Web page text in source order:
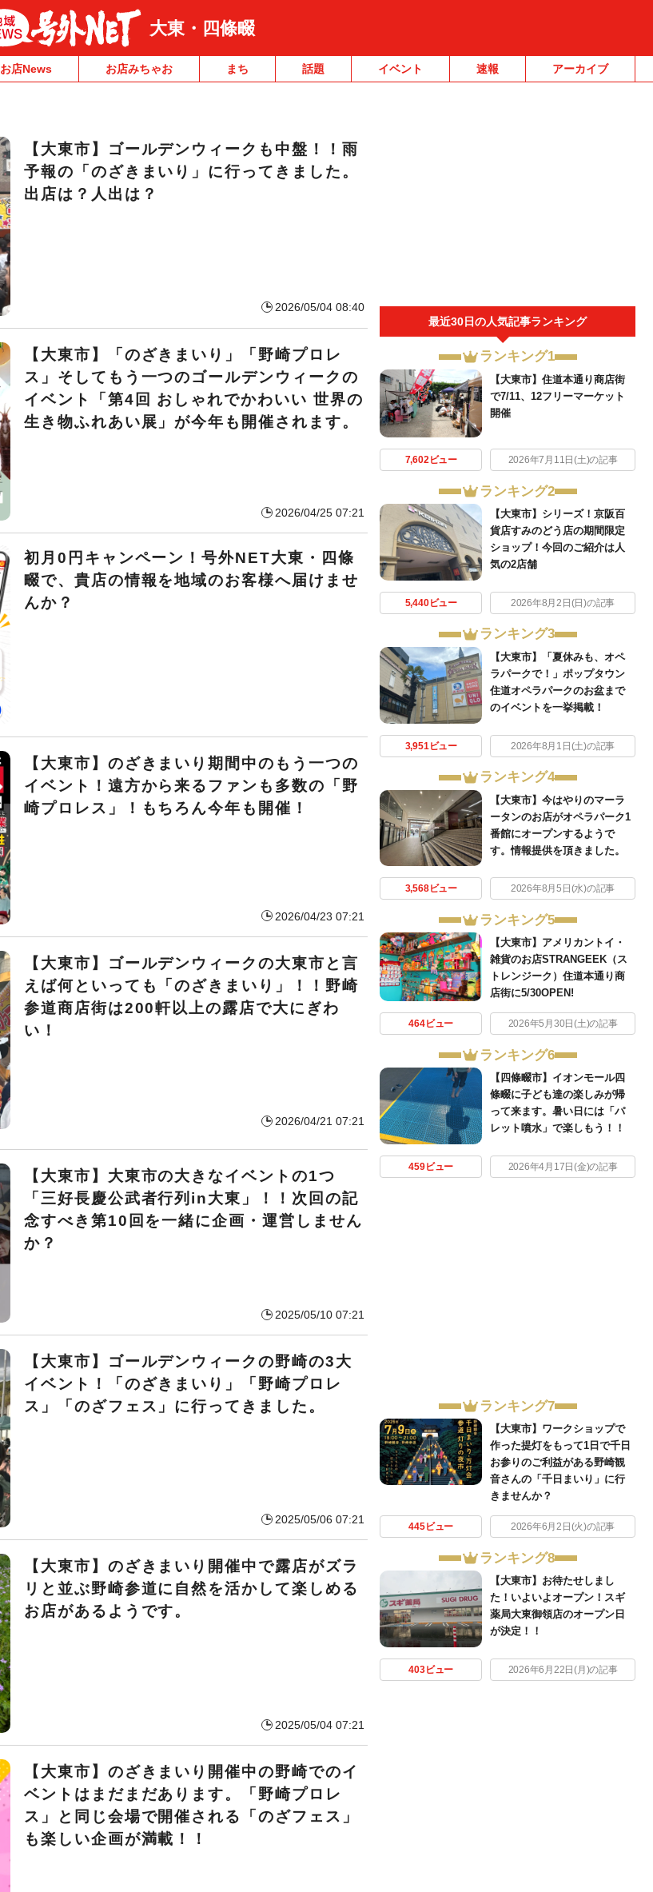
大東・四條畷
お店News お店みちゃお まち 話題 イベント 速報 アーカイブ
【大東市】ゴールデンウィークも中盤！！雨
予報の「のざきまいり」に行ってきました。
出店は？人出は？
2026/05/04 08:40
【大東市】「のざきまいり」「野崎プロレ
ス」そしてもう一つのゴールデンウィークの
イベント「第4回 おしゃれでかわいい 世界の
生き物ふれあい展」が今年も開催されます。
2026/04/25 07:21
初月0円キャンペーン！号外NET大東・四條
畷で、貴店の情報を地域のお客様へ届けませ
んか？
【大東市】のざきまいり期間中のもう一つの
イベント！遠方から来るファンも多数の「野
崎プロレス」！もちろん今年も開催！
2026/04/23 07:21
【大東市】ゴールデンウィークの大東市と言
えば何といっても「のざきまいり」！！野崎
参道商店街は200軒以上の露店で大にぎわ
い！
2026/04/21 07:21
【大東市】大東市の大きなイベントの1つ
「三好長慶公武者行列in大東」！！次回の記
念すべき第10回を一緒に企画・運営しません
か？
2025/05/10 07:21
【大東市】ゴールデンウィークの野崎の3大
イベント！「のざきまいり」「野崎プロレ
ス」「のざフェス」に行ってきました。
2025/05/06 07:21
【大東市】のざきまいり開催中で露店がズラ
リと並ぶ野崎参道に自然を活かして楽しめる
お店があるようです。
2025/05/04 07:21
【大東市】のざきまいり開催中の野崎でのイ
ベントはまだまだあります。「野崎プロレ
ス」と同じ会場で開催される「のざフェス」
も楽しい企画が満載！！
最近30日の人気記事ランキング
ランキング1
【大東市】住道本通り商店街
で7/11、12フリーマーケット
開催
7,602ビュー 2026年7月11日(土)の記事
ランキング2
【大東市】シリーズ！京阪百
貨店すみのどう店の期間限定
ショップ！今回のご紹介は人
気の2店舗
5,440ビュー 2026年8月2日(日)の記事
ランキング3
【大東市】「夏休みも、オペ
ラパークで！」ポップタウン
住道オペラパークのお盆まで
のイベントを一挙掲載！
3,951ビュー 2026年8月1日(土)の記事
ランキング4
【大東市】今はやりのマーラ
ータンのお店がオペラパーク1
番館にオープンするようで
す。情報提供を頂きました。
3,568ビュー 2026年8月5日(水)の記事
ランキング5
【大東市】アメリカントイ・
雑貨のお店STRANGEEK（ス
トレンジーク）住道本通り商
店街に5/30OPEN!
464ビュー 2026年5月30日(土)の記事
ランキング6
【四條畷市】イオンモール四
條畷に子ども達の楽しみが帰
って来ます。暑い日には「パ
レット噴水」で楽しもう！！
459ビュー 2026年4月17日(金)の記事
ランキング7
【大東市】ワークショップで
作った提灯をもって1日で千日
お参りのご利益がある野崎観
音さんの「千日まいり」に行
きませんか？
445ビュー 2026年6月2日(火)の記事
ランキング8
【大東市】お待たせしまし
た！いよいよオープン！スギ
薬局大東御領店のオープン日
が決定！！
403ビュー 2026年6月22日(月)の記事